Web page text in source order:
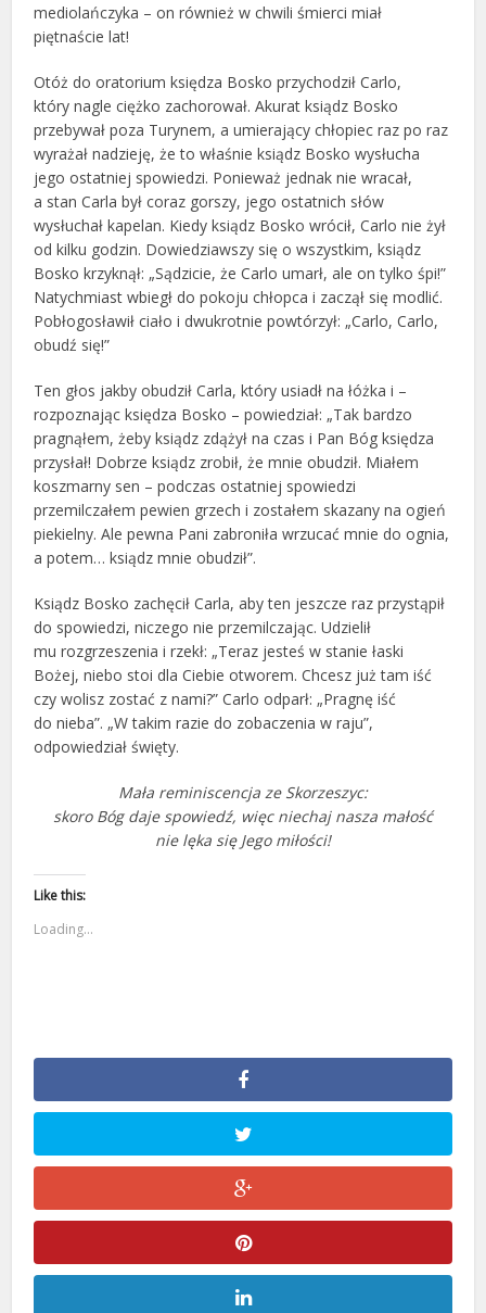
mediolańczyka – on również w chwili śmierci miał
piętnaście lat!
Otóż do oratorium księdza Bosko przychodził Carlo,
który nagle ciężko zachorował. Akurat ksiądz Bosko
przebywał poza Turynem, a umierający chłopiec raz po raz
wyrażał nadzieję, że to właśnie ksiądz Bosko wysłucha
jego ostatniej spowiedzi. Ponieważ jednak nie wracał,
a stan Carla był coraz gorszy, jego ostatnich słów
wysłuchał kapelan. Kiedy ksiądz Bosko wrócił, Carlo nie żył
od kilku godzin. Dowiedziawszy się o wszystkim, ksiądz
Bosko krzyknął: „Sądzicie, że Carlo umarł, ale on tylko śpi!”
Natychmiast wbiegł do pokoju chłopca i zaczął się modlić.
Pobłogosławił ciało i dwukrotnie powtórzył: „Carlo, Carlo,
obudź się!”
Ten głos jakby obudził Carla, który usiadł na łóżka i –
rozpoznając księdza Bosko – powiedział: „Tak bardzo
pragnąłem, żeby ksiądz zdążył na czas i Pan Bóg księdza
przysłał! Dobrze ksiądz zrobił, że mnie obudził. Miałem
koszmarny sen – podczas ostatniej spowiedzi
przemilczałem pewien grzech i zostałem skazany na ogień
piekielny. Ale pewna Pani zabroniła wrzucać mnie do ognia,
a potem… ksiądz mnie obudził”.
Ksiądz Bosko zachęcił Carla, aby ten jeszcze raz przystąpił
do spowiedzi, niczego nie przemilczając. Udzielił
mu rozgrzeszenia i rzekł: „Teraz jesteś w stanie łaski
Bożej, niebo stoi dla Ciebie otworem. Chcesz już tam iść
czy wolisz zostać z nami?” Carlo odparł: „Pragnę iść
do nieba”. „W takim razie do zobaczenia w raju”,
odpowiedział święty.
Mała reminiscencja ze Skorzeszyc:
skoro Bóg daje spowiedź, więc niechaj nasza małość
nie lęka się Jego miłości!
Like this:
Loading...